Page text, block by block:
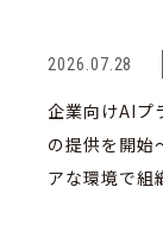
2026.07.28
企業向けAIプ
の提供を開始
アな環境で組